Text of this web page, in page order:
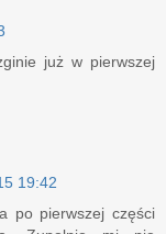
już w pierwszej
19:42
po pierwszej części